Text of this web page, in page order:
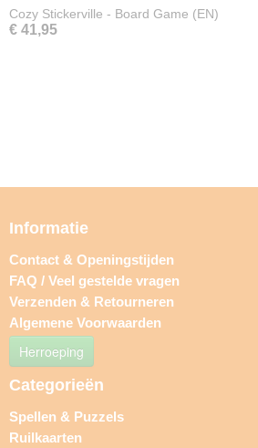
Cozy Stickerville - Board Game (EN)
€ 41,95
Informatie
Contact & Openingstijden
FAQ / Veel gestelde vragen
Verzenden & Retourneren
Algemene Voorwaarden
Herroeping
Categorieën
Spellen & Puzzels
Ruilkaarten